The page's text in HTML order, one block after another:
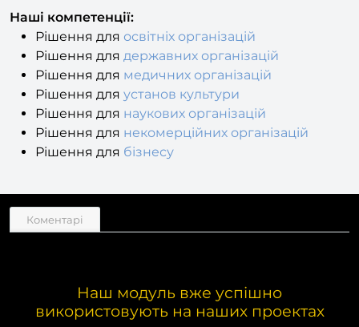
Рішення для освітніх організацій
Рішення для
державних організацій
Рішення для
медичних організацій
Рішення для
установ культури
Рішення для
наукових організацій
Рішення для некомерційних організацій
Рішення для
бізнесу
Коментарі
використовують на наших проектах